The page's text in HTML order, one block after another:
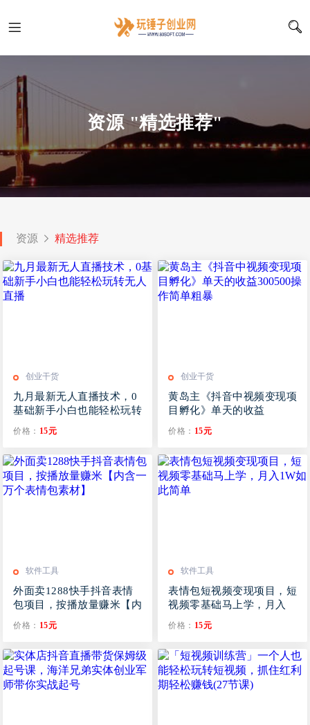
资源 "精选推荐"
资源 精选推荐
创业干货
九月最新无人直播技术，0
基础新手小白也能轻松玩转
价格： 15元
创业干货
黄岛主《抖音中视频变现项
目孵化》单天的收益
价格： 15元
软件工具
外面卖1288快手抖音表情
包项目，按播放量赚米【内
价格： 15元
软件工具
表情包短视频变现项目，短
视频零基础马上学，月入
价格： 15元